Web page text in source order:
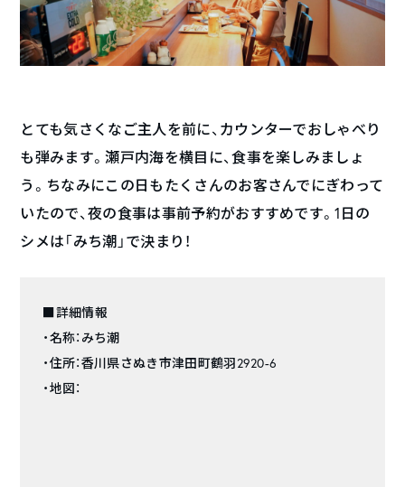
とても気さくなご主人を前に、カウンターでおしゃべり
も弾みます。瀬戸内海を横目に、食事を楽しみましょ
う。ちなみにこの日もたくさんのお客さんでにぎわって
いたので、夜の食事は事前予約がおすすめです。1日の
シメは「みち潮」で決まり！
■詳細情報
・名称：みち潮
・住所：香川県さぬき市津田町鶴羽2920-6
・地図：